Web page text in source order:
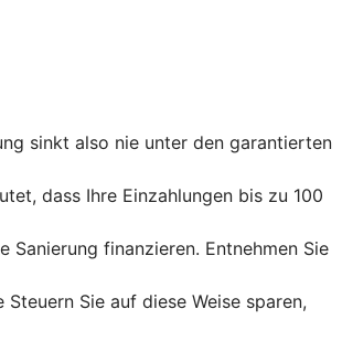
sinkt also nie unter den garantierten
dass Ihre Einzahlungen bis zu 100
Sanierung finanzieren. Entnehmen Sie
Sie auf diese Weise sparen,